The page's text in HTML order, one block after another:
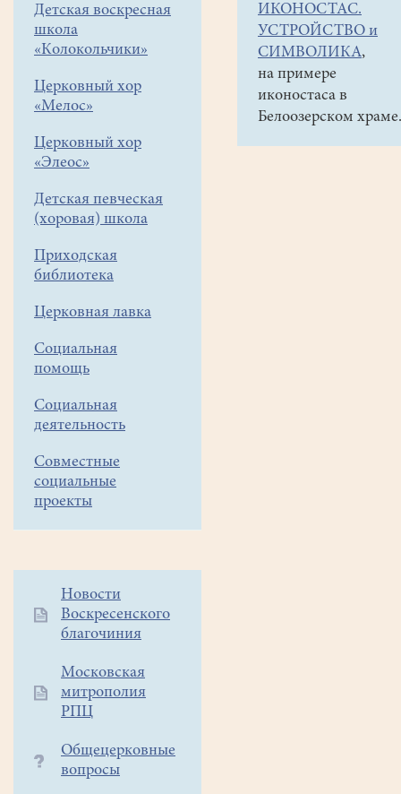
Детская воскресная
школа
«Колокольчики»
Церковный хор
«Мелос»
Церковный хор
«Элеос»
Детская певческая
(хоровая) школа
Приходская
библиотека
Церковная лавка
Социальная
помощь
Социальная
деятельность
Совместные
социальные
проекты
Дополнительное
меню
Новости
Воскресенского
благочиния
Московская
митрополия
РПЦ
Общецерковные
вопросы
часов
прямом
эфире
"Современная
ИКОНОСТАС.
УСТРОЙСТВО и
СИМВОЛИКА,
на примере
иконостаса в
Белоозерском храме.